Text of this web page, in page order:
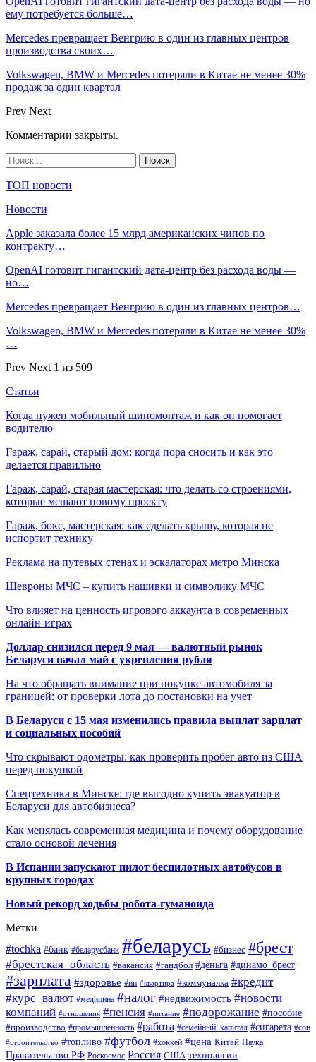
ему потребуется больше…
Mercedes превращает Венгрию в один из главных центров
производства своих…
Volkswagen, BMW и Mercedes потеряли в Китае не менее 30%
продаж за один квартал
Prev Next
Комментарии закрыты.
ТОП новости
Новости
Apple заказала более 15 млрд американских чипов по
контракту…
OpenAI готовит гигантский дата-центр без расхода воды —
но…
Mercedes превращает Венгрию в один из главных центров…
Volkswagen, BMW и Mercedes потеряли в Китае не менее 30%
…
Prev Next 1 из 509
Статьи
Когда нужен мобильный шиномонтаж и как он помогает
водителю
Гараж, сарай, старый дом: когда пора сносить и как это
делается правильно
Гараж, сарай, старая мастерская: что делать со строениями,
которые мешают новому проекту
Гараж, бокс, мастерская: как сделать крышу, которая не
испортит технику
Реклама на путевых стенах и эскалаторах метро Минска
Шевроны МЧС – купить нашивки и символику МЧС
Что влияет на ценность игрового аккаунта в современных
онлайн-играх
Доллар снизился перед 9 мая — валютный рынок
Беларуси начал май с укрепления рубля
На что обращать внимание при покупке автомобиля за
границей: от проверки лота до постановки на учет
В Беларуси с 15 мая изменились правила выплат зарплат
и социальных пособий
Что скрывают одометры: как проверить пробег авто из США
перед покупкой
Спецтехника в Минске: где выгодно купить эвакуатор в
Беларуси для автобизнеса?
Как менялась современная медицина и почему оборудование
стало основой лечения
В Испании запускают пилот беспилотных автобусов в
крупных городах
Новый рекорд ходьбы робота-гуманоида
Метки
#tochka #банк #беларусбанк #беларусь #бизнес #брест
#брестская_область #вакансия #гандбол #деньга #динамо_брест
#зарплата #здоровье #ип #квартира #коммуналка #кредит
#курс_валют #медицина #налог #недвижимость #новости
компаний #отношения #пенсия #питание #подорожание #пособие
#производство #промышленность #работа #семейный_капитал #сигарета #сон
#строительство #топливо #футбол #хоккей #цена Китай Наука
Правительство РФ Роскосмос Россия США технологии